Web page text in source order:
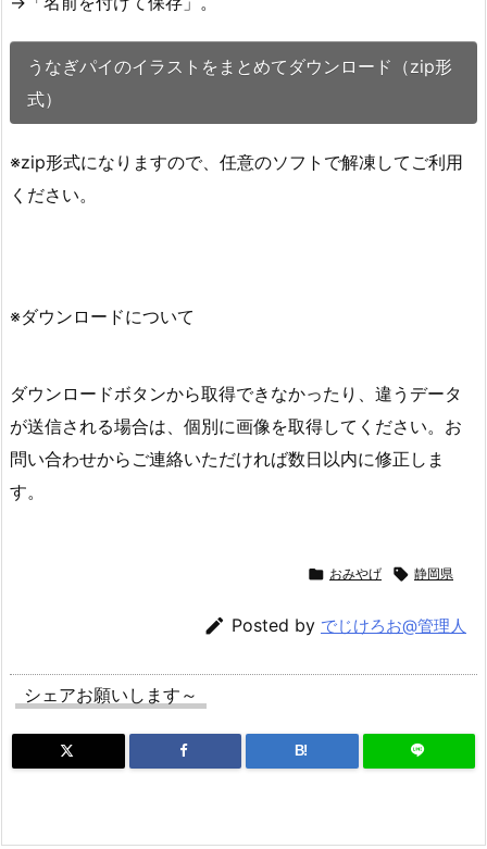
うなぎパイのイラストをまとめてダウンロード（zip形
式）
※zip形式になりますので、任意のソフトで解凍してご利用
ください。
※ダウンロードについて
ダウンロードボタンから取得できなかったり、違うデータ
が送信される場合は、個別に画像を取得してください。お
問い合わせからご連絡いただければ数日以内に修正しま
す。
 おみやげ  静岡県
 Posted by でじけろお@管理人
シェアお願いします～
B!